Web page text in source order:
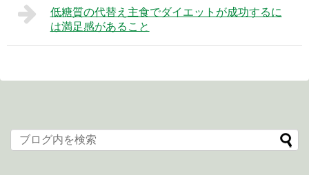
低糖質の代替え主食でダイエットが成功するに
は満足感があること